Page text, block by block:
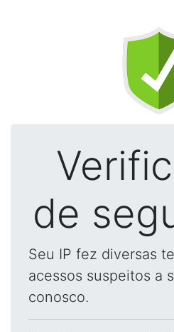
de
Seu IP fez diversas
acessos suspeitos a
conosco.